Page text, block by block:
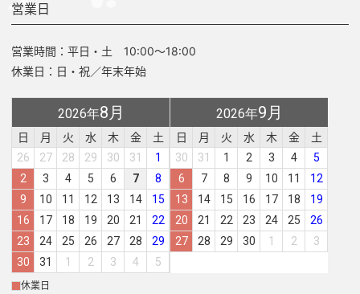
営業日
営業時間：平日・土 10:00～18:00
休業日：日・祝／年末年始
2026年8月
日 月 火 水 木 金 土
26 27 28 29 30 31
1
2
3 4 5 6 7
8
9
10 11 12 13 14
15
16
17 18 19 20 21
22
23
24 25 26 27 28
29
30
31 1 2 3 4 5
2026年9月
日 月 火 水 木 金 土
30 31 1 2 3 4
5
6
7 8 9 10 11
12
13
14 15 16 17 18
19
20
21 22 23 24 25
26
27
28 29 30 1 2 3
休業日